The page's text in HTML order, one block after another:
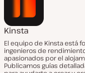
Kinsta
El equipo de Kinsta está
ingenieros de
apasionados por el
Publicamos guías